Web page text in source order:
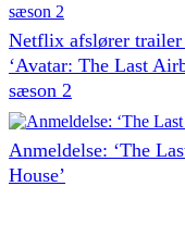
Netflix afslører
‘Avatar: The Last
sæson 2
Anmeldelse: ‘The
House’